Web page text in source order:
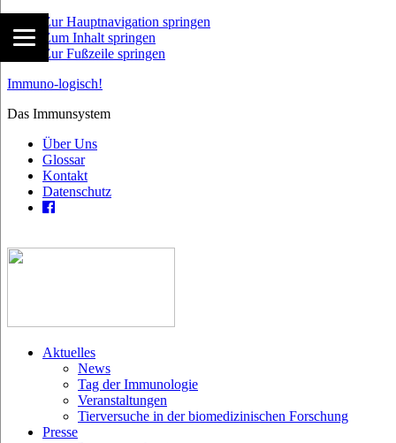
Zur Hauptnavigation springen
Zum Inhalt springen
Zur Fußzeile springen
Immuno-logisch!
Das Immunsystem
Über Uns
Glossar
Kontakt
Datenschutz
Aktuelles
News
Tag der Immunologie
Veranstaltungen
Tierversuche in der biomedizinischen Forschung
Presse